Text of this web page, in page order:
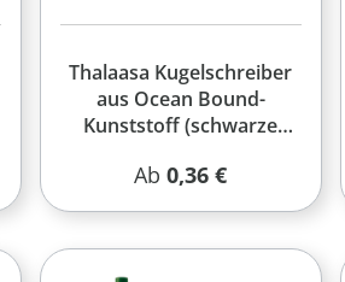
Thalaasa Kugelschreiber
aus Ocean Bound-
Kunststoff (schwarze
Regulärer Preis:
Ab0,36 €